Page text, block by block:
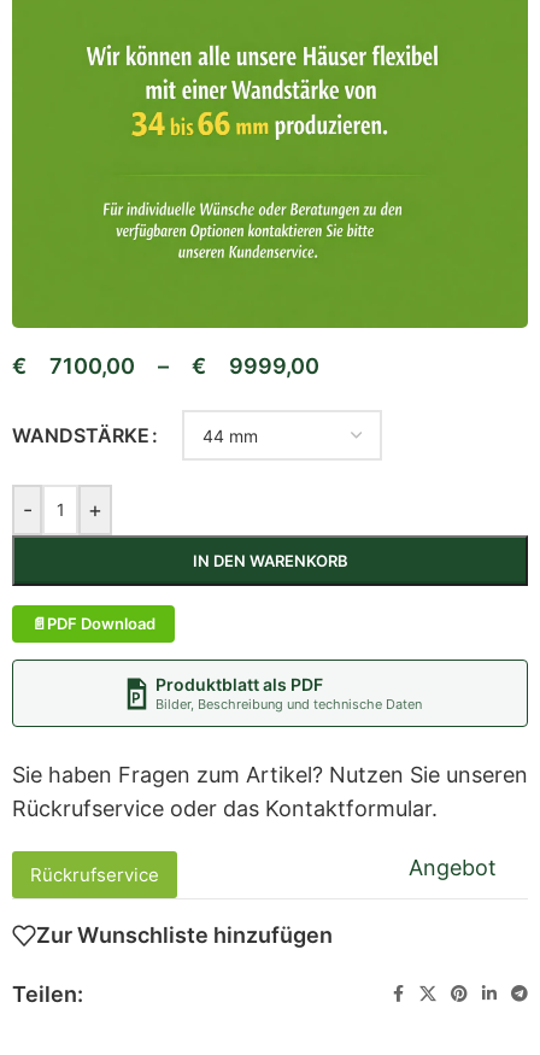
€ 7100,00 – € 9999,00
WANDSTÄRKE
- +
IN DEN WARENKORB
PDF Download
Produktblatt als PDF
Bilder, Beschreibung und technische Daten
Sie haben Fragen zum Artikel? Nutzen Sie unseren
Rückrufservice oder das Kontaktformular.
Rückrufservice Angebot
Zur Wunschliste hinzufügen
Teilen: